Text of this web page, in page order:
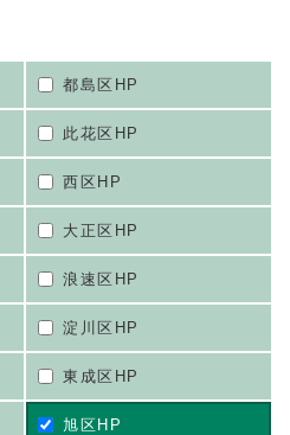
都島区HP
此花区HP
西区HP
大正区HP
浪速区HP
淀川区HP
東成区HP
旭区HP